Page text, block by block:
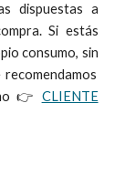
dispuestas a
Si estás
consumo, sin
👉 CLIENTE